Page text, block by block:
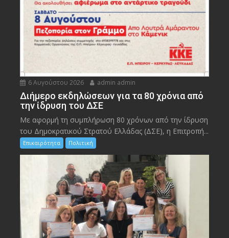
6 Αυγούστου 2026 admin admin
Διήμερο εκδηλώσεων για τα 80 χρόνια από
την ίδρυση του ΔΣΕ
Με αφορμή τη συμπλήρωση 80 χρόνων από την ίδρυση
του Δημοκρατικού Στρατού Ελλάδας (ΔΣΕ), η Επιτροπή...
Επικαιρότητα Πολιτική